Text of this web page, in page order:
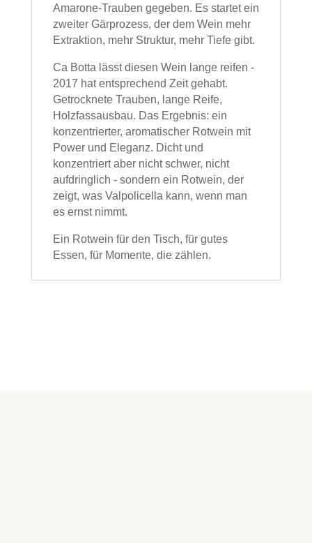
Amarone-Trauben gegeben. Es startet ein
zweiter Gärprozess, der dem Wein mehr
Extraktion, mehr Struktur, mehr Tiefe gibt.
Ca Botta lässt diesen Wein lange reifen -
2017 hat entsprechend Zeit gehabt.
Getrocknete Trauben, lange Reife,
Holzfassausbau. Das Ergebnis: ein
konzentrierter, aromatischer Rotwein mit
Power und Eleganz. Dicht und
konzentriert aber nicht schwer, nicht
aufdringlich - sondern ein Rotwein, der
zeigt, was Valpolicella kann, wenn man
es ernst nimmt.
Ein Rotwein für den Tisch, für gutes
Essen, für Momente, die zählen.